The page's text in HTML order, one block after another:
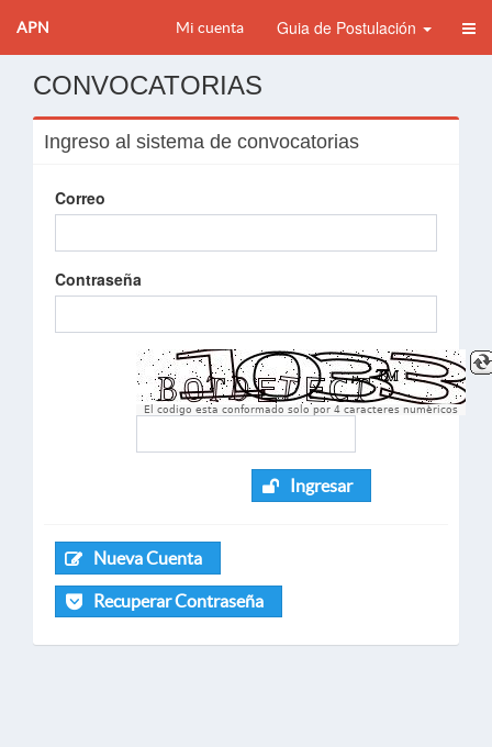
APN Mi cuenta Guia de Postulación
CONVOCATORIAS
Ingreso al sistema de convocatorias
Correo
Contraseña
El codigo esta conformado solo por 4 caracteres numèricos
Ingresar
Nueva Cuenta
Recuperar Contraseña